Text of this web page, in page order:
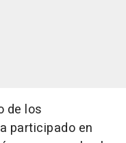
de los
participado en